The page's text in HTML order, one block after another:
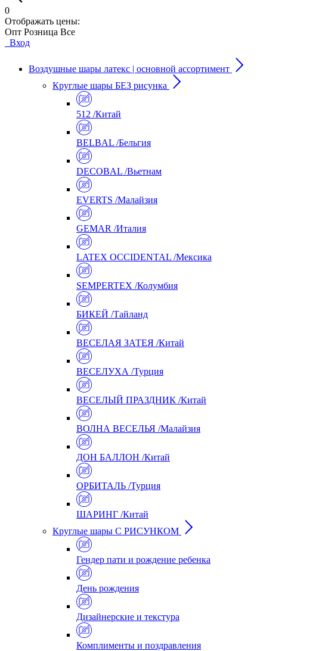
0
Отображать цены:
Опт Розница Все
Вход
Воздушные шары латекс | основной ассортимент
Круглые шары БЕЗ рисунка
512 /Китай
BELBAL /Бельгия
DECOBAL /Вьетнам
EVERTS /Малайзия
GEMAR /Италия
LATEX OCCIDENTAL /Мексика
SEMPERTEX /Колумбия
БИКЕЙ /Тайланд
ВЕСЕЛАЯ ЗАТЕЯ /Китай
ВЕСЕЛУХА /Турция
ВЕСЕЛЫЙ ПРАЗДНИК /Китай
ВОЛНА ВЕСЕЛЬЯ /Малайзия
ДОН БАЛЛОН /Китай
ОРБИТАЛЬ /Турция
ШАРИНГ /Китай
Круглые шары С РИСУНКОМ
Гендер пати и рождение ребенка
День рождения
Дизайнерские и текстура
Комплименты и поздравления